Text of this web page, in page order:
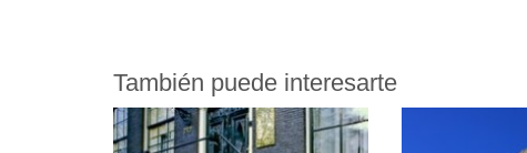
También puede interesarte